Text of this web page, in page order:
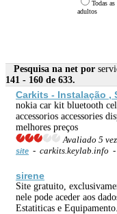
Todas as
adultos
Pesquisa na net por
141 - 160 de 633.
Carkits - Instalação ,
nokia car kit bluetooth
accessorios accessories
melhores preços
Avaliado 5
site - carkits.keylab.info -
sirene
Site gratuito,
nele pode aceder aos
Estatiticas e Equipamento.